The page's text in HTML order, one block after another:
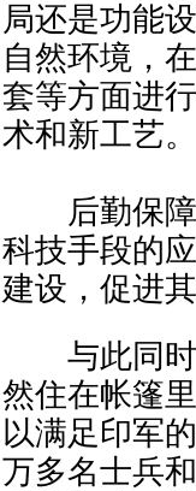
局还是功能
自然环境，
套等方面进
术和新工艺。
后勤保障
科技手段的
建设，促进
与此同时
然住在帐篷
以满足印军
万多名士兵